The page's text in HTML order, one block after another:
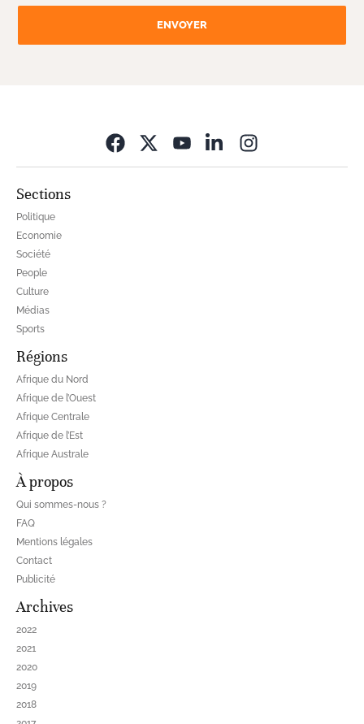
ENVOYER
Sections
Politique
Economie
Société
People
Culture
Médias
Sports
Régions
Afrique du Nord
Afrique de l’Ouest
Afrique Centrale
Afrique de l’Est
Afrique Australe
À propos
Qui sommes-nous ?
FAQ
Mentions légales
Contact
Publicité
Archives
2022
2021
2020
2019
2018